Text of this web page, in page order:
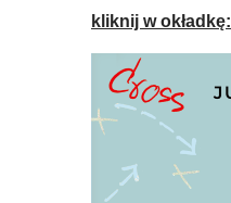
kliknij w okładkę: